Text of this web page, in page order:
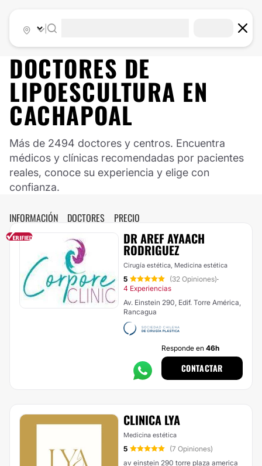
DOCTORES DE
LIPOESCULTURA EN
CACHAPOAL
Más de 2494 doctores y centros. Encuentra
médicos y clínicas recomendadas por pacientes
reales, conoce su experiencia y elige con
confianza.
INFORMACIÓN DOCTORES PRECIO
DR AREF AYAACH
RODRIGUEZ
Cirugía estética, Medicina estética
5 (32 Opiniones)·
4 Experiencias
Av. Einstein 290, Edif. Torre América,
Rancagua
Responde en 46h
CONTACTAR
CLINICA LYA
Medicina estética
5
(7 Opiniones)
av einstein 290 torre plaza america